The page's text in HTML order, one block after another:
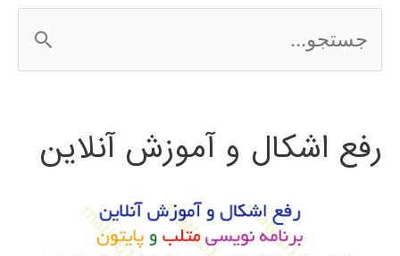
س
ج
رفع اشکال و آموزش آنلاین